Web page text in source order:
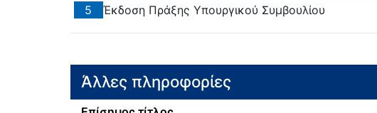
5 Έκδοση Πράξης Υπουργικού Συμβουλίου
Άλλες πληροφορίες